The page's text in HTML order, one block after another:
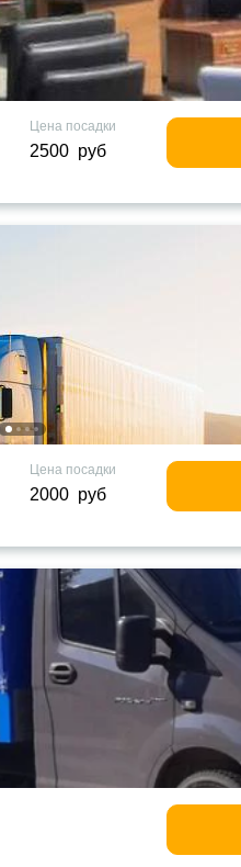
Цена посадки
2500 руб
Цена посадки
2000 руб